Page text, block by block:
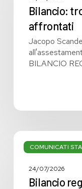
affrontati
Bilancio:
affrontati
Jacopo
BILANCIO
COMUNICATI
Bilancio
regionale:
svolta
24/07/2026
Bilancio